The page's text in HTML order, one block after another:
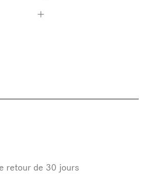
retour de 30 jours